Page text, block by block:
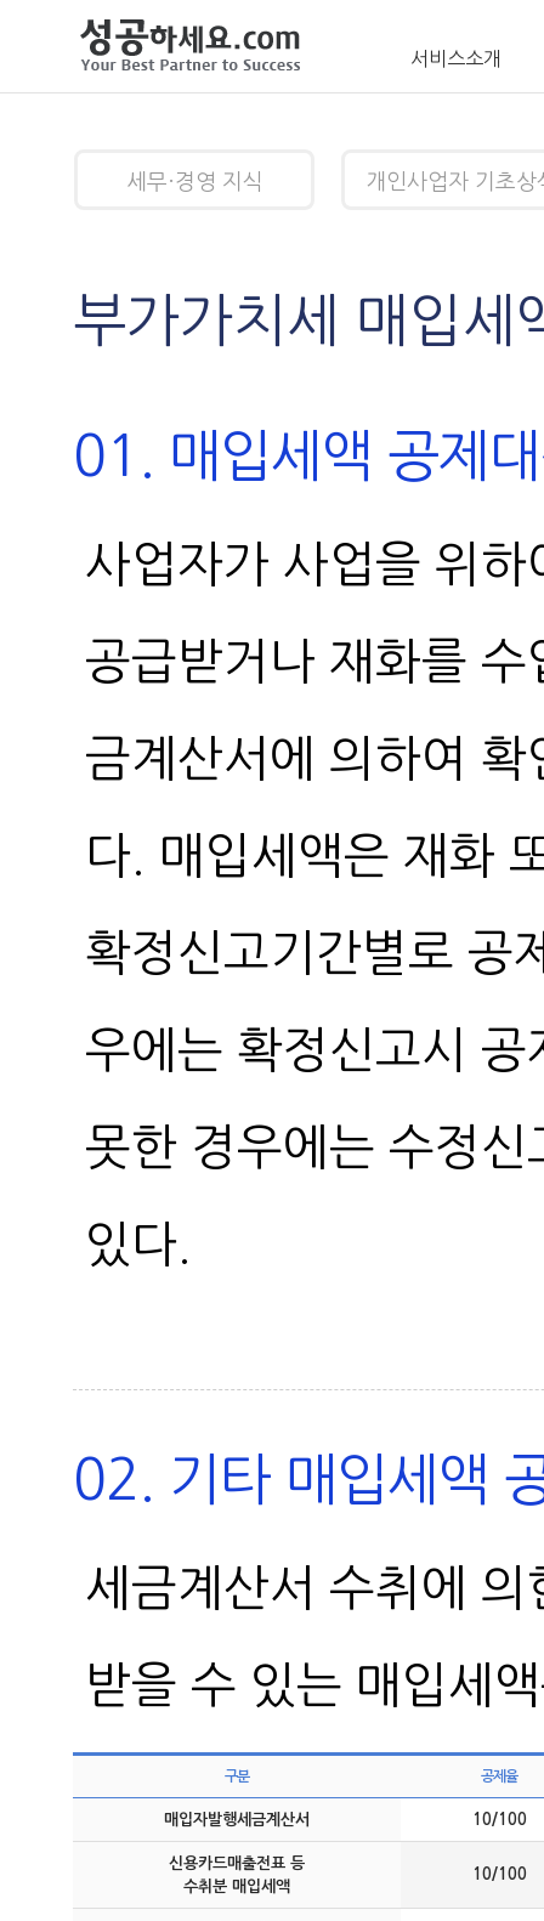
서비스소개
세무·경영 지식 개인사업자 기초상
부가가치세 매입세
01. 매입세액 공제
사업자가 사업을 위
공급받거나 재화를
금계산서에 의하여
다. 매입세액은 재화
확정신고기간별로 공
우에는 확정신고시
못한 경우에는 수정
있다.
02. 기타 매입세액
세금계산서 수취에
받을 수 있는 매입세
구분 공제율
매입자발행세금계산서 10/100
신용카드매출전표 등
수취분 매입세액
10/100